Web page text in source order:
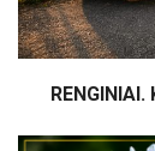
RENGINIAI.